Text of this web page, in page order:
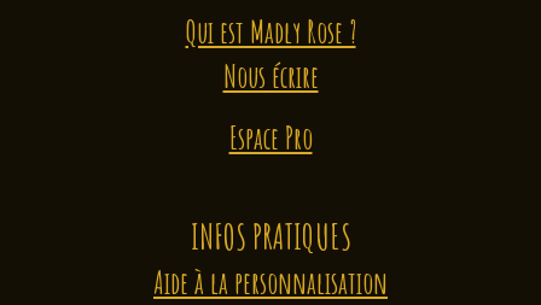
Qui est Madly Rose ?
Nous écrire
Espace Pro
INFOS PRATIQUES
Aide à la personnalisation